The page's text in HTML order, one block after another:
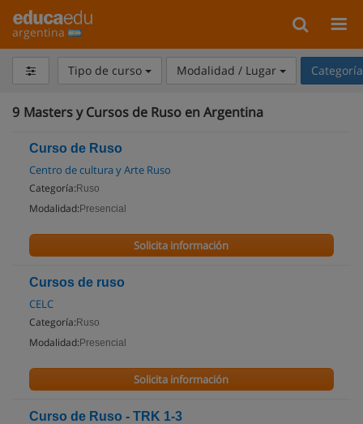
argentina
Tipo de curso Modalidad / Lugar
9 Masters y Cursos de Ruso en Argentina
Curso de Ruso
Centro de cultura y Arte Ruso
Categoría: Ruso
Modalidad: Presencial
Solicita información
Cursos de ruso
CELC
Categoría: Ruso
Modalidad: Presencial
Solicita información
Curso de Ruso - TRK 1-3